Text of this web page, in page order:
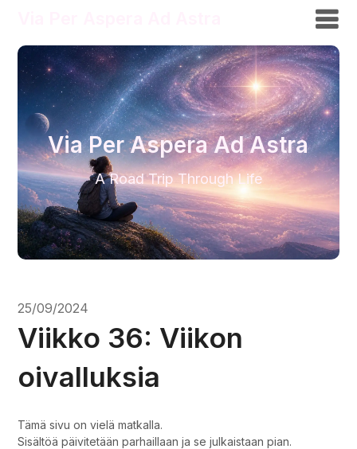
Via Per Aspera Ad Astra
A Road Trip Through Life
25/09/2024
Viikko 36: Viikon
oivalluksia
Tämä sivu on vielä matkalla.
Sisältöä päivitetään parhaillaan ja se julkaistaan pian.